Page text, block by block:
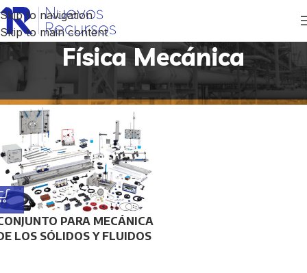
Skip to navigation
Skip to main content
Física Mecánica
Inicio Productos etiquetados “Física Mecánica”
PARA MECÁNICA
LOS SÓLIDOS Y FLUIDOS